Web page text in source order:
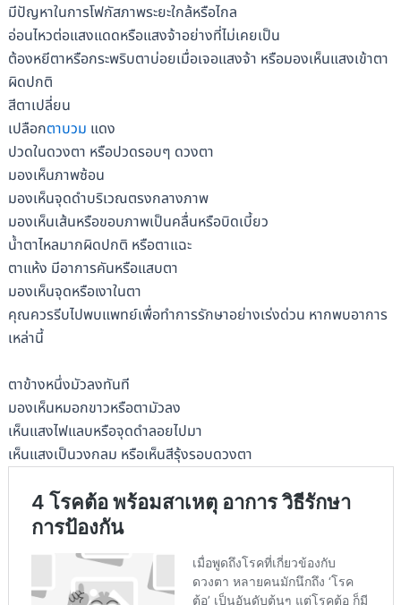
มีปัญหาในการโฟกัสภาพระยะใกล้หรือไกล
อ่อนไหวต่อแสงแดดหรือแสงจ้าอย่างที่ไม่เคยเป็น
ต้องหยีตาหรือกระพริบตาบ่อยเมื่อเจอแสงจ้า หรือมองเห็นแสงเข้าตา
ผิดปกติ
สีตาเปลี่ยน
เปลือกตาบวม แดง
ปวดในดวงตา หรือปวดรอบๆ ดวงตา
มองเห็นภาพซ้อน
มองเห็นจุดดำบริเวณตรงกลางภาพ
มองเห็นเส้นหรือขอบภาพเป็นคลื่นหรือบิดเบี้ยว
น้ำตาไหลมากผิดปกติ หรือตาแฉะ
ตาแห้ง มีอาการคันหรือแสบตา
มองเห็นจุดหรือเงาในตา
คุณควรรีบไปพบแพทย์เพื่อทำการรักษาอย่างเร่งด่วน หากพบอาการ
เหล่านี้
ตาข้างหนึ่งมัวลงทันที
มองเห็นหมอกขาวหรือตามัวลง
เห็นแสงไฟแลบหรือจุดดำลอยไปมา
เห็นแสงเป็นวงกลม หรือเห็นสีรุ้งรอบดวงตา